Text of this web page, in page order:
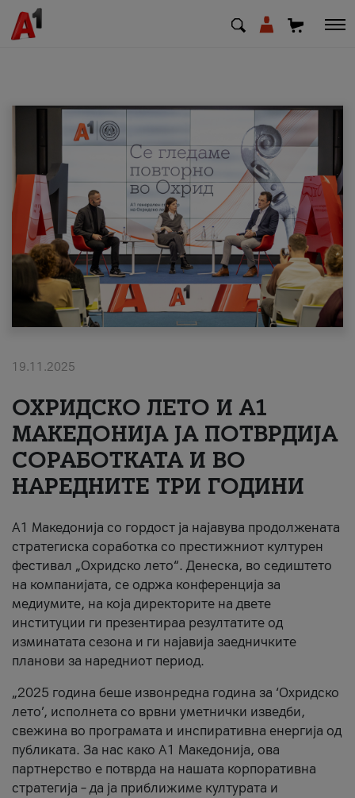
МК SQ
Приватни Деловни
Поддршка
Надополни кредит
#ПодобарОнлајн
19.11.2025
ОХРИДСКО ЛЕТО И A1
МАКЕДОНИЈА ЈА ПОТВРДИЈА
СОРАБОТКАТА И ВО
НАРЕДНИТЕ ТРИ ГОДИНИ
A1 Македонија со гордост ја најавува продолжената
стратегиска соработка со престижниот културен
фестивал „Охридско лето“. Денеска, во седиштето
на компанијата, се одржа конференција за
медиумите, на која директорите на двете
институции ги презентираа резултатите од
изминатата сезона и ги најавија заедничките
планови за наредниот период.
„2025 година беше извонредна година за ‘Охридско
лето’, исполнета со врвни уметнички изведби,
свежина во програмата и инспиративна енергија од
публиката. За нас како A1 Македонија, ова
партнерство е потврда на нашата корпоративна
стратегија – да ја приближиме културата и